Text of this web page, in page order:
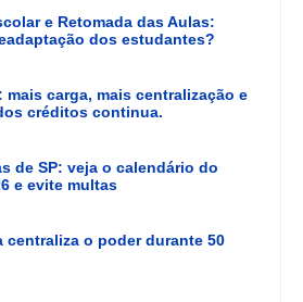
e Retomada das Aulas:
dos estudantes?
mais carga, mais centralização e
créditos continua.
de SP: veja o calendário do
e evite multas
centraliza o poder durante 50